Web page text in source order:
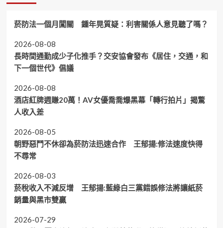
菸防法一個月闖關 鍾年晃質疑：利害關係人意見聽了嗎？
2026-08-08
長時間通勤成少子化推手？交安協會發布《居住，交通，和
下一個世代》倡議
2026-08-08
酒店紅牌週賺20萬！AV女優喬喬爆黑幕「轉行拍片」揭驚
人收入差
2026-08-05
朝野惡鬥不休卻為菸防法迅速合作 王郁揚:修法速度快得
不尋常
2026-08-03
菸稅收入不減反增 王郁揚:藍綠白三黨錯誤修法將讓紙菸
銷量與黑市雙贏
2026-07-29